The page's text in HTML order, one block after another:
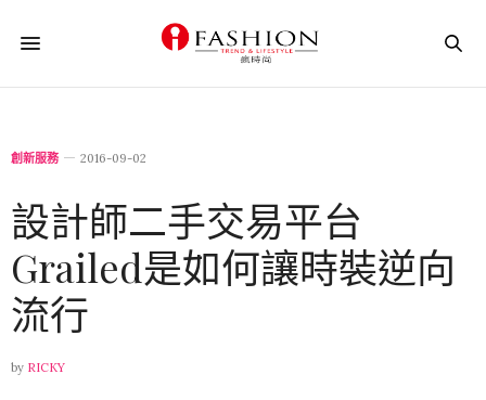
創新服務 2016-09-02
設計師二手交易平台
Grailed是如何讓時裝逆向
流行
by RICKY